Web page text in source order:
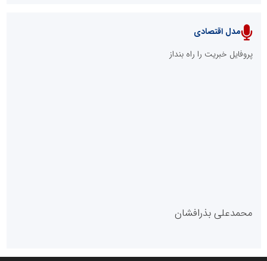
پایگاه خبری نهضت ملی مسکن
پایگاه خبری گفتمان یزد
مدل اقتصادی
پروفایل خبریت را راه بنداز
محمدعلی بذرافشان